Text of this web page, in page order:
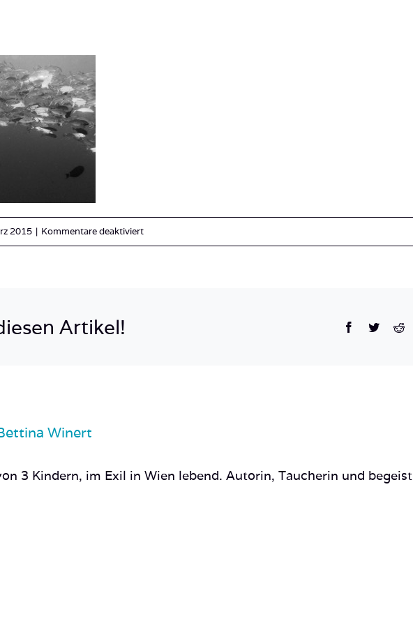
2015 | Kommentare deaktiviertfür
Artikel! Facebook
Twitter
Winert
3 Kindern, im Exil in Wien lebend. Autorin, Taucherin und